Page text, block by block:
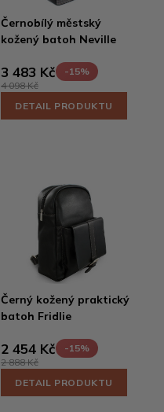
Černobílý městský
kožený batoh Neville
3 483 Kč
-15%
4 098 Kč
DETAIL PRODUKTU
Černý kožený praktický
batoh Fridlie
2 454 Kč
-15%
2 888 Kč
DETAIL PRODUKTU